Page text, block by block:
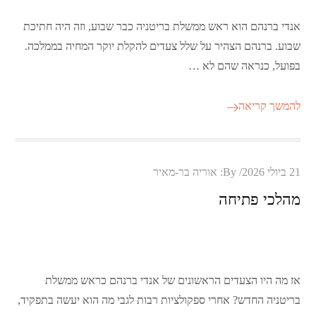
אנדי ברנהם הוא ראש ממשלת בריטניה כבר שבוע, וזה היה חתיכת
שבוע. ברנהם הצהיר על שלל צעדים להקלת יוקר המחיה בממלכה.
בפועל, כנראה שהם לא …
להמשך קריאה
Posted
21 ביולי 2026 By: אוריה בר-מאיר
מהלכי פתיחה
אז מה היו הצעדים הראשונים של אנדי ברנהם כראש ממשלת
בריטניה החדש? אחרי ספקולציות רבות לגבי מה הוא יעשה בתפקיד,